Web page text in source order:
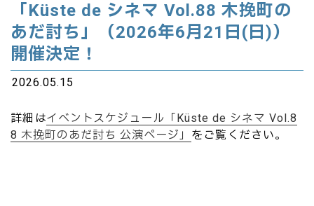
「Küste de シネマ Vol.88 木挽町の
あだ討ち」（2026年6月21日(日)）
開催決定！
2026.05.15
詳細はイベントスケジュール「Küste de シネマ Vol.8
8 木挽町のあだ討ち 公演ページ」 をご覧ください。